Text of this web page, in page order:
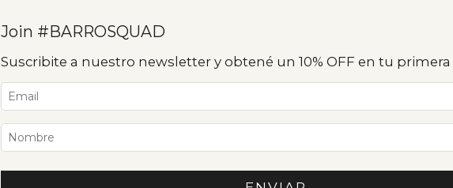
Join #BARROSQUAD
Suscribite a nuestro newsletter y obtené un 10% OFF en tu